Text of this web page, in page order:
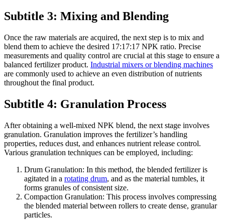
Subtitle 3: Mixing and Blending
Once the raw materials are acquired, the next step is to mix and
blend them to achieve the desired 17:17:17 NPK ratio. Precise
measurements and quality control are crucial at this stage to ensure a
balanced fertilizer product. Industrial mixers or blending machines
are commonly used to achieve an even distribution of nutrients
throughout the final product.
Subtitle 4: Granulation Process
After obtaining a well-mixed NPK blend, the next stage involves
granulation. Granulation improves the fertilizer’s handling
properties, reduces dust, and enhances nutrient release control.
Various granulation techniques can be employed, including:
Drum Granulation: In this method, the blended fertilizer is
agitated in a rotating drum, and as the material tumbles, it
forms granules of consistent size.
Compaction Granulation: This process involves compressing
the blended material between rollers to create dense, granular
particles.